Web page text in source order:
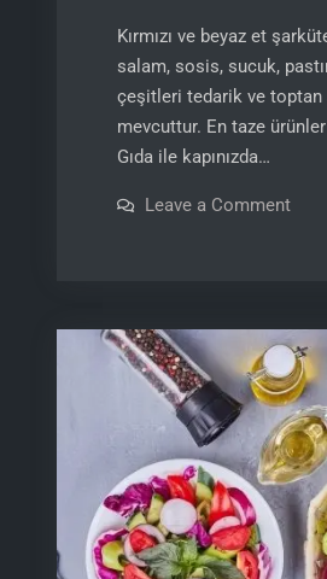
Kırmızı ve beyaz et
salam, sosis, sucuk,
çeşitleri tedarik ve toptan
mevcuttur. En taze
Gıda ile kapınızda…
Leave a Commenton